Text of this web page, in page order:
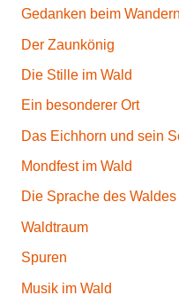
Gedanken beim Wandern
Der Zaunkönig
Die Stille im Wald
Ein besonderer Ort
Das Eichhorn und sein
Mondfest im Wald
Die Sprache des Waldes
Waldtraum
Spuren
Musik im Wald